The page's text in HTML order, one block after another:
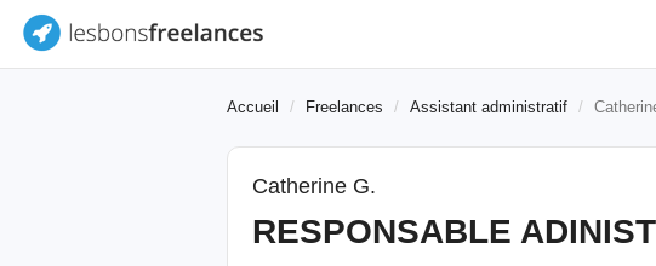
Accueil Freelances Assistant administratif
Catherine G.
RESPONSABLE